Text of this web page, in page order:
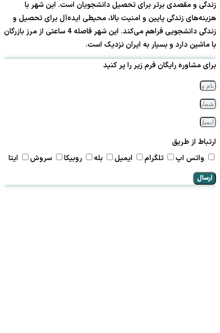
زندگی و مقصدی برتر برای تحصیل دانشجویان است. این شهر با
هزینه‌های زندگی پایین و امنیت بالا، محیطی ایده‌آل برای تحصیل و
زندگی دانشجویی فراهم می‌کند. این شهر فاصله 4 ساعتی از مرز بازرگان
با ماشین دارد و بسیار به ایران نزدیک است.
برای مشاوره رایگان فرم زیر را پر کنید
ارتباط از طریق
واتس اپ
تلگرام ایمیل بله روبیکا سروش ایتا
ارسال